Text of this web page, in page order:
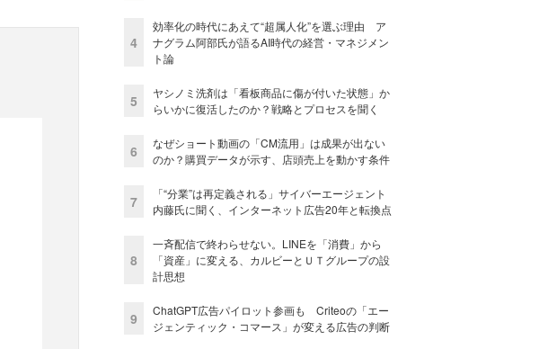
4
効率化の時代にあえて“超属人化”を選ぶ理由 ア
ナグラム阿部氏が語るAI時代の経営・マネジメン
ト論
5
ヤシノミ洗剤は「看板商品に傷が付いた状態」か
らいかに復活したのか？戦略とプロセスを聞く
6
なぜショート動画の「CM流用」は成果が出ない
のか？購買データが示す、店頭売上を動かす条件
7
「“分業”は再定義される」サイバーエージェント
内藤氏に聞く、インターネット広告20年と転換点
8
一斉配信で終わらせない。LINEを「消費」から
「資産」に変える、カルビーとＵＴグループの設
計思想
9
ChatGPT広告パイロット参画も Criteoの「エー
ジェンティック・コマース」が変える広告の判断